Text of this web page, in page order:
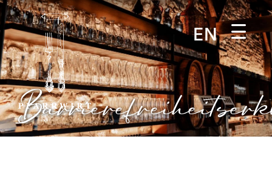
Zum
Inhalt
springen
EN